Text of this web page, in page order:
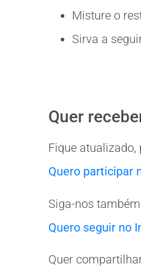
Misture o
Sirva a
Quer
Fique atualizado,
Quero participar
Siga-nos
Quero seguir no
Quer